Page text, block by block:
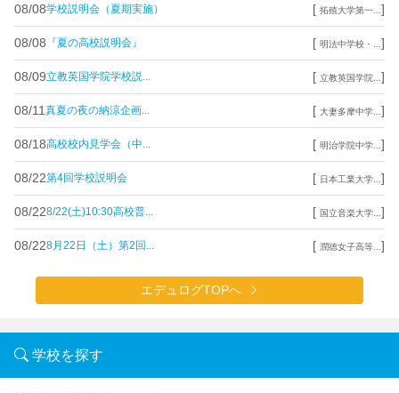
08/08学校説明会（夏期実施） [ 拓殖大学第一... ]
08/08 『夏の高校説明会』 [ 明法中学校・... ]
08/09立教英国学院学校説... [ 立教英国学院... ]
08/11 真夏の夜の納涼企画... [ 大妻多摩中学... ]
08/18高校校内見学会（中... [ 明治学院中学... ]
08/22第4回学校説明会 [ 日本工業大学... ]
08/228/22(土)10:30高校普... [ 国立音楽大学... ]
08/228月22日（土）第2回... [ 潤徳女子高等... ]
エデュログTOPへ
学校を探す